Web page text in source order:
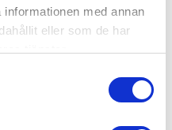
med annan
eller som de har